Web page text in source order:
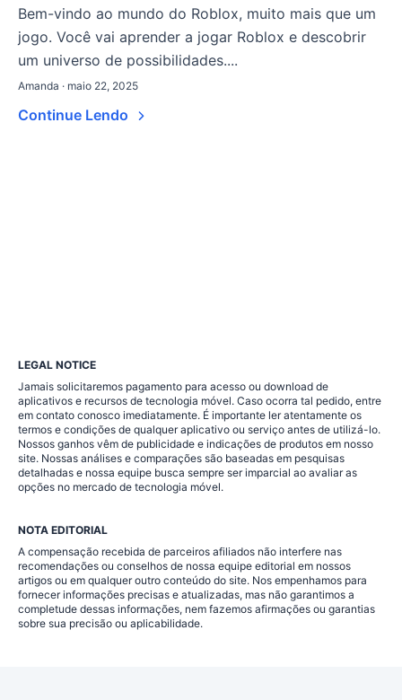
Bem-vindo ao mundo do Roblox, muito mais que um
jogo. Você vai aprender a jogar Roblox e descobrir
um universo de possibilidades....
Amanda · maio 22, 2025
Continue Lendo
LEGAL NOTICE
Jamais solicitaremos pagamento para acesso ou download de
aplicativos e recursos de tecnologia móvel. Caso ocorra tal pedido, entre
em contato conosco imediatamente. É importante ler atentamente os
termos e condições de qualquer aplicativo ou serviço antes de utilizá-lo.
Nossos ganhos vêm de publicidade e indicações de produtos em nosso
site. Nossas análises e comparações são baseadas em pesquisas
detalhadas e nossa equipe busca sempre ser imparcial ao avaliar as
opções no mercado de tecnologia móvel.
NOTA EDITORIAL
A compensação recebida de parceiros afiliados não interfere nas
recomendações ou conselhos de nossa equipe editorial em nossos
artigos ou em qualquer outro conteúdo do site. Nos empenhamos para
fornecer informações precisas e atualizadas, mas não garantimos a
completude dessas informações, nem fazemos afirmações ou garantias
sobre sua precisão ou aplicabilidade.